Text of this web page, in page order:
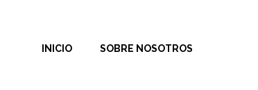
contenidoINICIO SOBRE NOSOTROS